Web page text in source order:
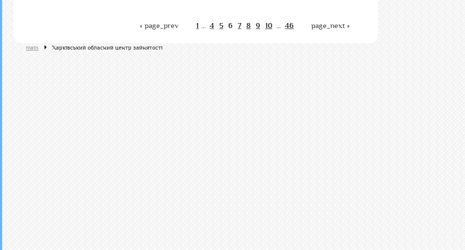
« page_prev 1 ... 4 5 6 7 8 9 10 ... 46 page_next »
main Харківський обласний центр зайнятості